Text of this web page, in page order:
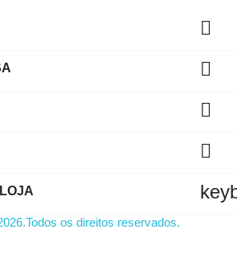




os direitos reservados.